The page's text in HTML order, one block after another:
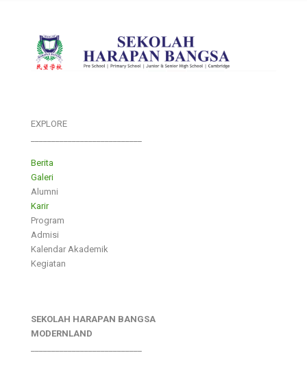
EXPLORE
Berita
Galeri
Alumni
Karir
Program
Admisi
Kalendar Akademik
Kegiatan
SEKOLAH HARAPAN BANGSA
MODERNLAND